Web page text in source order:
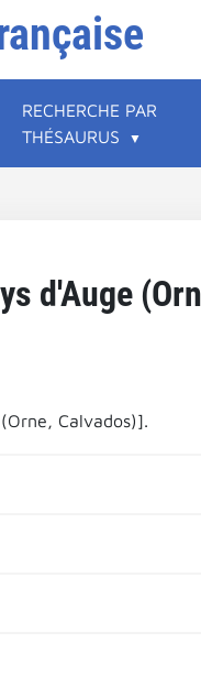
RECHERCHE PAR
THÉSAURUS
d'Auge
Calvados)].